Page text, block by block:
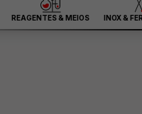
REAGENTES & MEIOS INOX &